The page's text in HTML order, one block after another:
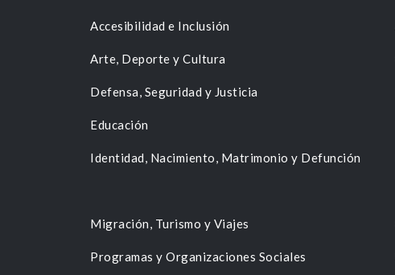
Accesibilidad e Inclusión
Arte, Deporte y Cultura
Defensa, Seguridad y Justicia
Educación
Identidad, Nacimiento, Matrimonio y Defunción
Migración, Turismo y Viajes
Programas y Organizaciones Sociales